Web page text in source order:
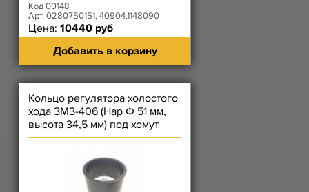
Код 00148
Арт. 0280750151, 40904.1148090
Цена: 10440 руб
Добавить в корзину
Кольцо регулятора холостого
хода ЗМЗ-406 (Нар Ф 51 мм,
высота 34,5 мм) под хомут
корпуса Р